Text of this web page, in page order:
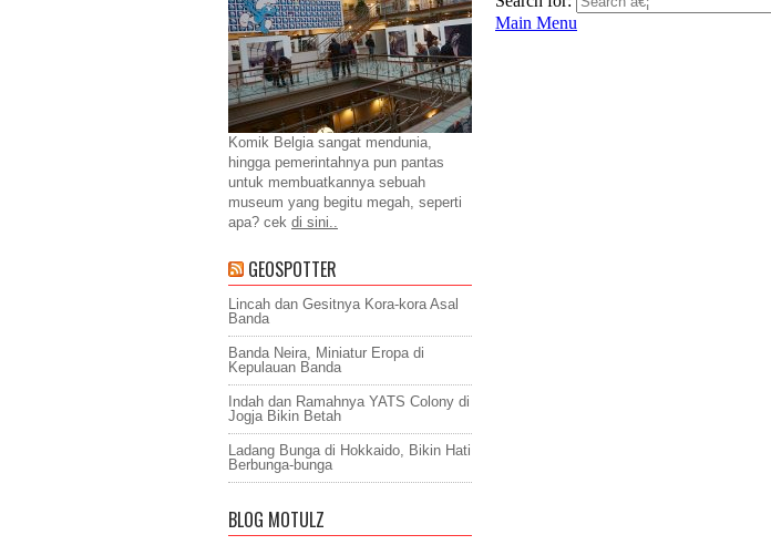
Komik Belgia sangat mendunia,
hingga pemerintahnya pun pantas
untuk membuatkannya sebuah
museum yang begitu megah, seperti
apa? cek di sini..
GEOSPOTTER
Lincah dan Gesitnya Kora-kora Asal
Banda
Banda Neira, Miniatur Eropa di
Kepulauan Banda
Indah dan Ramahnya YATS Colony di
Jogja Bikin Betah
Ladang Bunga di Hokkaido, Bikin Hati
Berbunga-bunga
BLOG MOTULZ